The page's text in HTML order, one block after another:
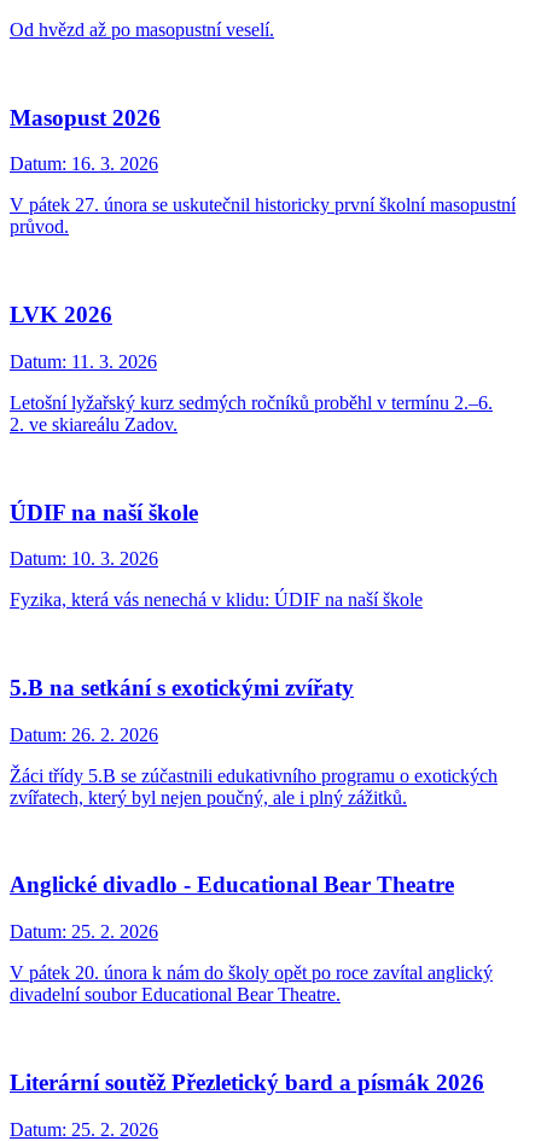
Od hvězd až po masopustní veselí.
Masopust 2026
Datum: 16. 3. 2026
V pátek 27. února se uskutečnil historicky první školní masopustní
průvod.
LVK 2026
Datum: 11. 3. 2026
Letošní lyžařský kurz sedmých ročníků proběhl v termínu 2.–6.
2. ve skiareálu Zadov.
ÚDIF na naší škole
Datum: 10. 3. 2026
Fyzika, která vás nenechá v klidu: ÚDIF na naší škole
5.B na setkání s exotickými zvířaty
Datum: 26. 2. 2026
Žáci třídy 5.B se zúčastnili edukativního programu o exotických
zvířatech, který byl nejen poučný, ale i plný zážitků.
Anglické divadlo - Educational Bear Theatre
Datum: 25. 2. 2026
V pátek 20. února k nám do školy opět po roce zavítal anglický
divadelní soubor Educational Bear Theatre.
Literární soutěž Přezletický bard a písmák 2026
Datum: 25. 2. 2026